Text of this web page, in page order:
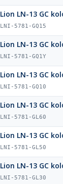
Lion LN-13 GC
LNI-5781-GQ15
Lion LN-13 GC
LNI-5781-GQ1Y
Lion LN-13 GC
LNI-5781-GQ10
Lion LN-13 GC
LNI-5781-GL60
Lion LN-13 GC
LNI-5781-GL50
Lion LN-13 GC
LNI-5781-GL30